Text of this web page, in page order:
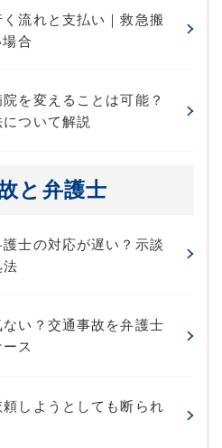
流れと支払い｜救急搬
合
を変えることは可能？
ついて解説
と弁護士
士の対応が遅い？示談
法
い？交通事故を弁護士
ス
しようとしても断られ